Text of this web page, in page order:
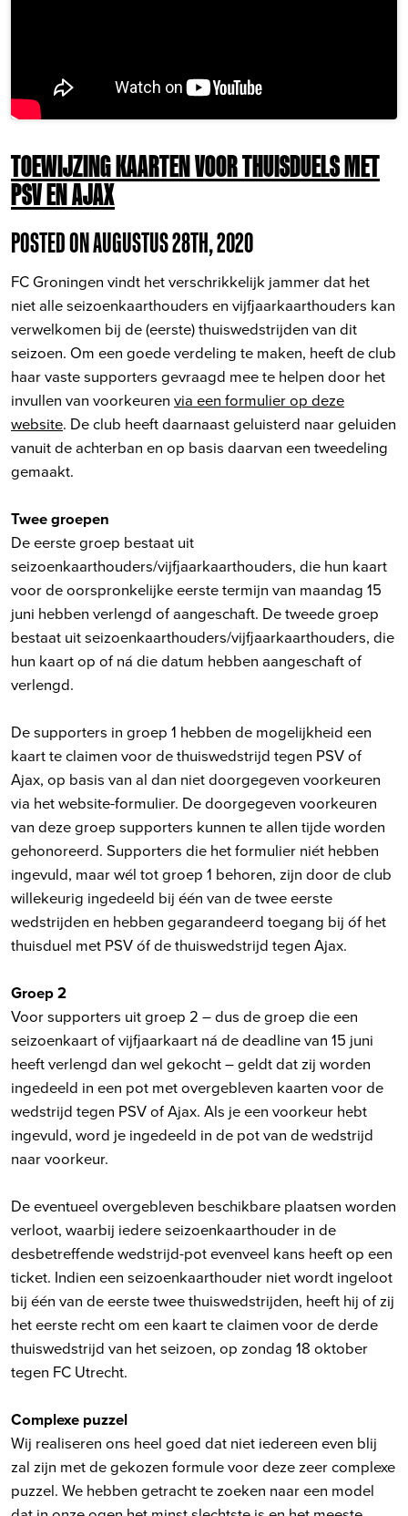
TOEWIJZING KAARTEN VOOR THUISDUELS MET
PSV EN AJAX
POSTED ON AUGUSTUS 28TH, 2020
FC Groningen vindt het verschrikkelijk jammer dat het
niet alle seizoenkaarthouders en vijfjaarkaarthouders kan
verwelkomen bij de (eerste) thuiswedstrijden van dit
seizoen. Om een goede verdeling te maken, heeft de club
haar vaste supporters gevraagd mee te helpen door het
invullen van voorkeuren via een formulier op deze
website. De club heeft daarnaast geluisterd naar geluiden
vanuit de achterban en op basis daarvan een tweedeling
gemaakt.
Twee groepen
De eerste groep bestaat uit
seizoenkaarthouders/vijfjaarkaarthouders, die hun kaart
voor de oorspronkelijke eerste termijn van maandag 15
juni hebben verlengd of aangeschaft. De tweede groep
bestaat uit seizoenkaarthouders/vijfjaarkaarthouders, die
hun kaart op of ná die datum hebben aangeschaft of
verlengd.
De supporters in groep 1 hebben de mogelijkheid een
kaart te claimen voor de thuiswedstrijd tegen PSV of
Ajax, op basis van al dan niet doorgegeven voorkeuren
via het website-formulier. De doorgegeven voorkeuren
van deze groep supporters kunnen te allen tijde worden
gehonoreerd. Supporters die het formulier niét hebben
ingevuld, maar wél tot groep 1 behoren, zijn door de club
willekeurig ingedeeld bij één van de twee eerste
wedstrijden en hebben gegarandeerd toegang bij óf het
thuisduel met PSV óf de thuiswedstrijd tegen Ajax.
Groep 2
Voor supporters uit groep 2 – dus de groep die een
seizoenkaart of vijfjaarkaart ná de deadline van 15 juni
heeft verlengd dan wel gekocht – geldt dat zij worden
ingedeeld in een pot met overgebleven kaarten voor de
wedstrijd tegen PSV of Ajax. Als je een voorkeur hebt
ingevuld, word je ingedeeld in de pot van de wedstrijd
naar voorkeur.
De eventueel overgebleven beschikbare plaatsen worden
verloot, waarbij iedere seizoenkaarthouder in de
desbetreffende wedstrijd-pot evenveel kans heeft op een
ticket. Indien een seizoenkaarthouder niet wordt ingeloot
bij één van de eerste twee thuiswedstrijden, heeft hij of zij
het eerste recht om een kaart te claimen voor de derde
thuiswedstrijd van het seizoen, op zondag 18 oktober
tegen FC Utrecht.
Complexe puzzel
Wij realiseren ons heel goed dat niet iedereen even blij
zal zijn met de gekozen formule voor deze zeer complexe
puzzel. We hebben getracht te zoeken naar een model